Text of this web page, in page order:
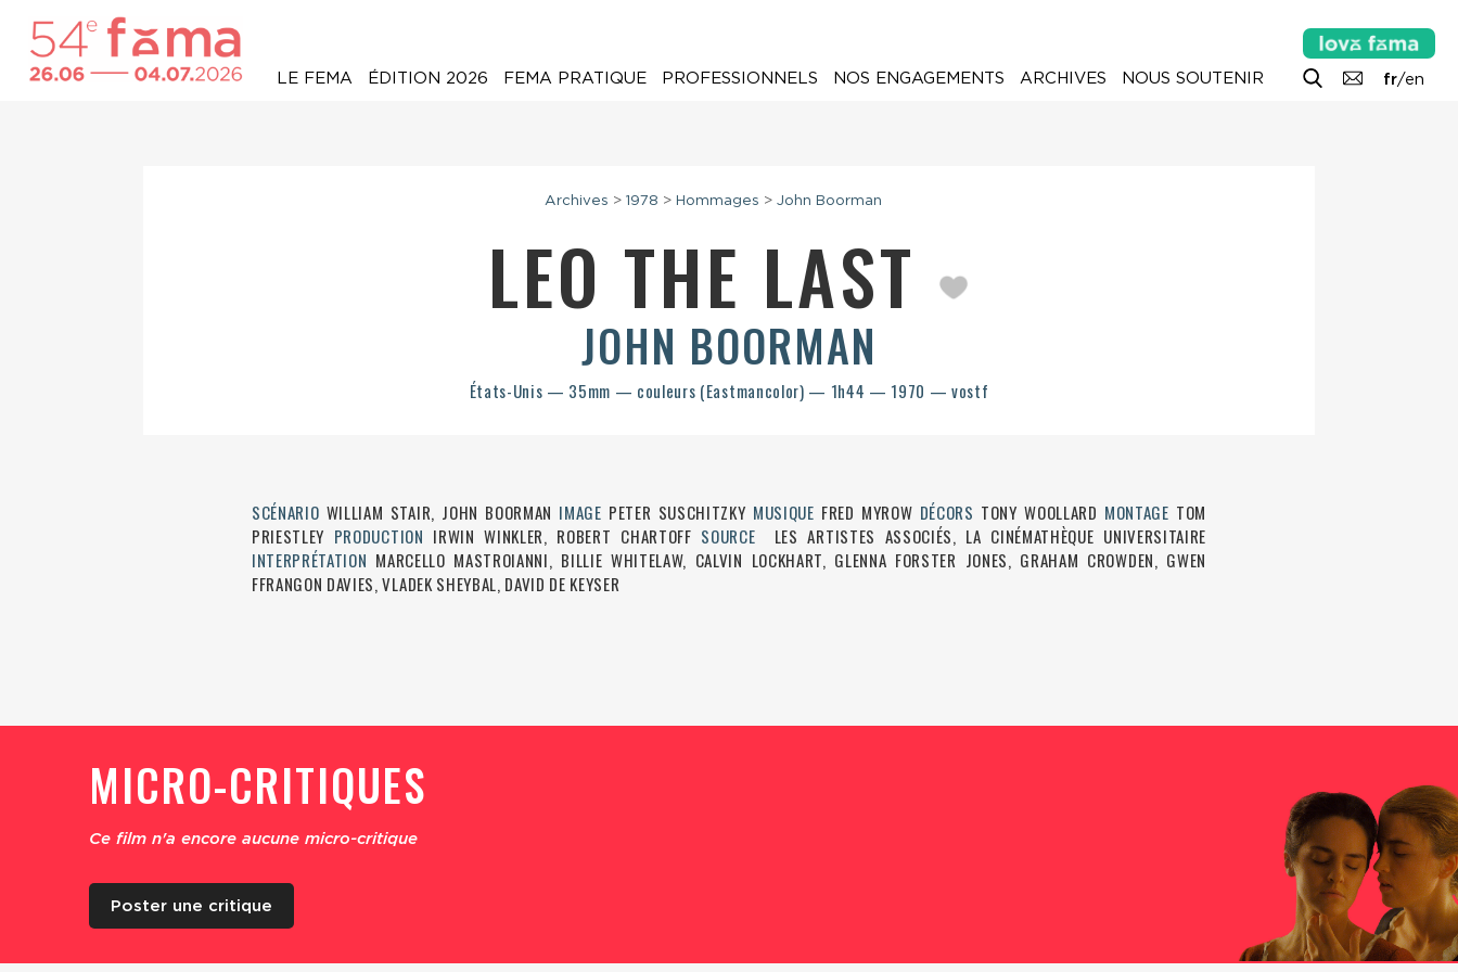
fr/en
LE FEMA ÉDITION 2026 FEMA PRATIQUE PROFESSIONNELS NOS ENGAGEMENTS ARCHIVES NOUS SOUTENIR
Archives > 1978 > Hommages > John Boorman
LEO THE LAST
JOHN BOORMAN
États-Unis — 35mm — couleurs (Eastmancolor) — 1h44 — 1970 — vostf
SCÉNARIO WILLIAM STAIR, JOHN BOORMAN IMAGE PETER SUSCHITZKY MUSIQUE FRED MYROW DÉCORS TONY WOOLLARD MONTAGE TOM
PRIESTLEY PRODUCTION IRWIN WINKLER, ROBERT CHARTOFF SOURCE
LES ARTISTES ASSOCIÉS, LA CINÉMATHÈQUE UNIVERSITAIRE
INTERPRÉTATION MARCELLO MASTROIANNI, BILLIE WHITELAW, CALVIN LOCKHART, GLENNA FORSTER JONES, GRAHAM CROWDEN, GWEN
FFRANGON DAVIES, VLADEK SHEYBAL, DAVID DE KEYSER
MICRO-CRITIQUES
Ce film n'a encore aucune micro-critique
Poster une critique